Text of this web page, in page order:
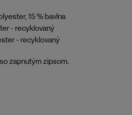
15 % bavlna
- recyklovaný
- recyklovaný
zapnutým zipsom.